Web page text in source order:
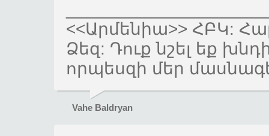
<<Արմենիա>> ՀԲԿ:
Ձեզ: Դուք նշել եք
որպեսզի մեր
Vahe Baldryan